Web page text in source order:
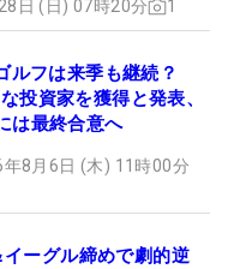
日 (日) 07時20分 1
ルフは来季も継続？
投資家を獲得と発表、
は最終合意へ
年8月6日 (木) 11時00分
ーグル締めで劇的逆